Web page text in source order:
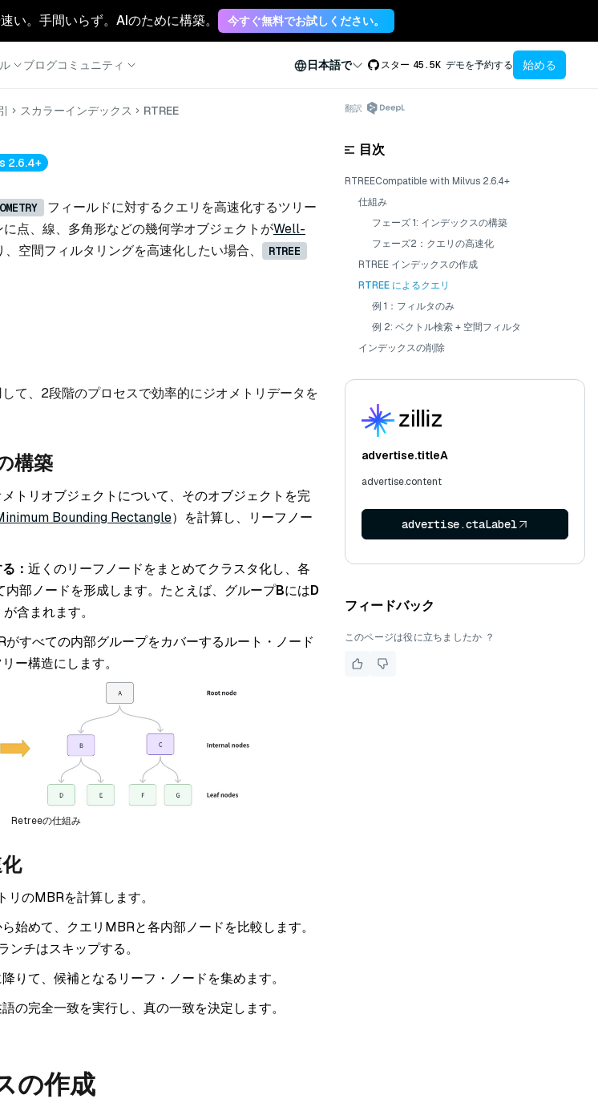
。手間いらず。AIのために構築。 今すぐ無料でお試しください。
ブログコミュニティ 日本語で スター 45.5K デモを予約する 始める
スカラーインデックス RTREE
2.6.4+
フィールドに対するクエリを高速化するツリー
点、線、多角形などの幾何学オブジェクトがWell-
空間フィルタリングを高速化したい場合、 RTREE
て、2段階のプロセスで効率的にジオメトリデータを
構築
トリオブジェクトについて、そのオブジェクトを完
Bounding Rectangle）を計算し、リーフノー
： 近くのリーフノードをまとめてクラスタ化し、各
部ノードを形成します。たとえば、グループBにはD
が含まれます。
がすべての内部グループをカバーするルート・ノード
ー構造にします。
Retreeの仕組み
リのMBRを計算します。
始めて、クエリMBRと各内部ノードを比較します。
チはスキップする。
りて、候補となるリーフ・ノードを集めます。
の完全一致を実行し、真の一致を決定します。
の作成
翻訳
目次
RTREECompatible with Milvus 2.6.4+
仕組み
フェーズ 1: インデックスの構築
フェーズ2：クエリの高速化
RTREE インデックスの作成
RTREE によるクエリ
例 1：フィルタのみ
例 2: ベクトル検索 + 空間フィルタ
インデックスの削除
advertise.titleA
advertise.content
advertise.ctaLabel
フィードバック
このページは役に立ちましたか ？